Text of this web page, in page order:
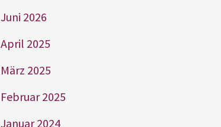
Juni 2026
April 2025
März 2025
Februar 2025
Januar 2024